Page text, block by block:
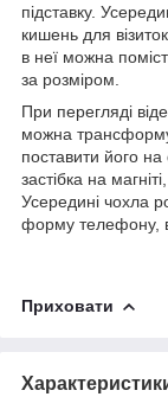
підставку.
кишень для
в неї можна
за розміром.
При перегляді
можна
поставити його
застібка на
Усередині чохла
форму телефону,
Приховати